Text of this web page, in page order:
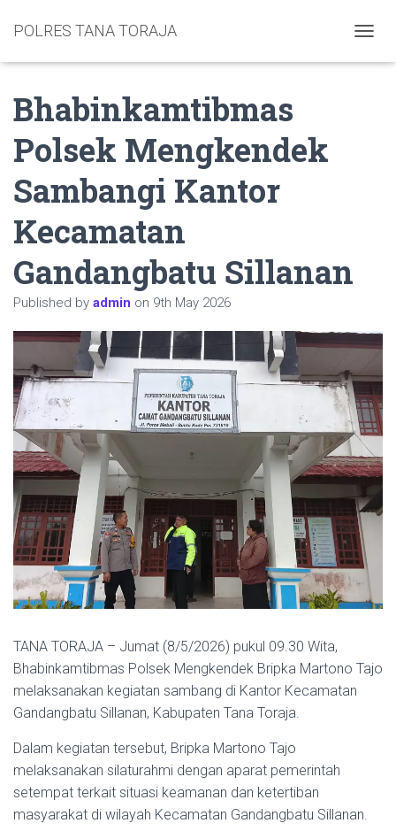
POLRES TANA TORAJA
Bhabinkamtibmas
Polsek Mengkendek
Sambangi Kantor
Kecamatan
Gandangbatu Sillanan
Published by admin on 9th May 2026
TANA TORAJA – Jumat (8/5/2026) pukul 09.30 Wita,
Bhabinkamtibmas Polsek Mengkendek Bripka Martono Tajo
melaksanakan kegiatan sambang di Kantor Kecamatan
Gandangbatu Sillanan, Kabupaten Tana Toraja.
Dalam kegiatan tersebut, Bripka Martono Tajo
melaksanakan silaturahmi dengan aparat pemerintah
setempat terkait situasi keamanan dan ketertiban
masyarakat di wilayah Kecamatan Gandangbatu Sillanan.